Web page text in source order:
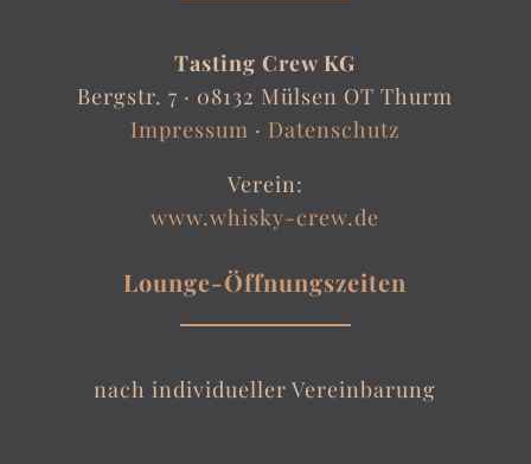
Tasting Crew KG
Bergstr. 7 · 08132 Mülsen OT Thurm
Impressum · Datenschutz
Verein:
www.whisky-crew.de
Lounge-Öffnungszeiten
nach individueller Vereinbarung